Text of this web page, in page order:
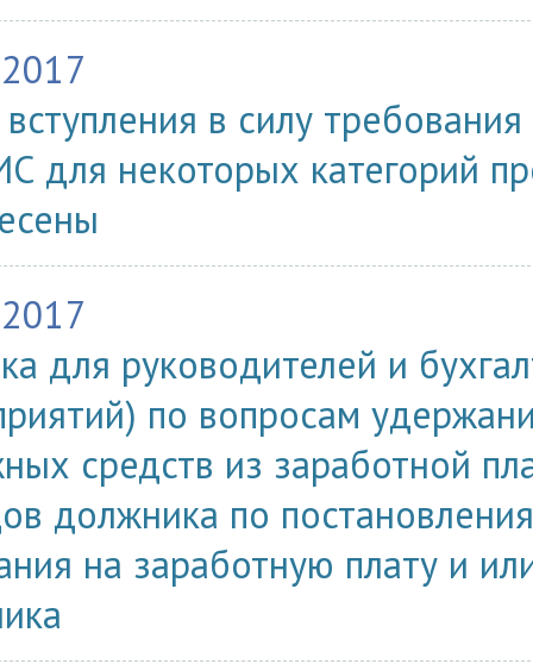
в силу
для некоторых категорий
для руководителей и
по вопросам
средств из заработной
должника по
на заработную плату и